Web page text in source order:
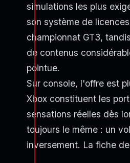
simulations les plus
son système de
championnat GT3,
de contenus
pointue.
Sur console, l'offre est
Xbox constituent les
sensations réelles dès
toujours le même : un
inversement. La fiche